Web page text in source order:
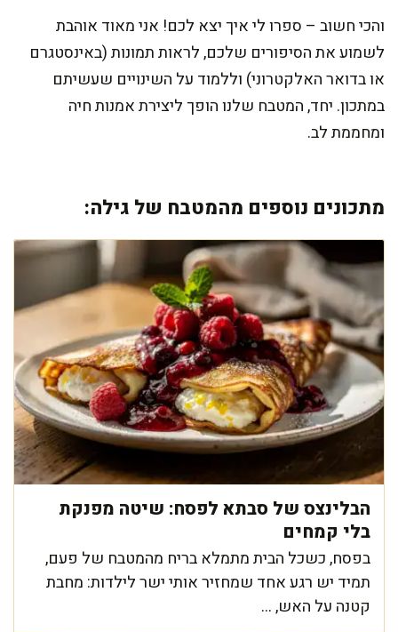
והכי חשוב – ספרו לי איך יצא לכם! אני מאוד אוהבת
לשמוע את הסיפורים שלכם, לראות תמונות (באינסטגרם
או בדואר האלקטרוני) וללמוד על השינויים שעשיתם
במתכון. יחד, המטבח שלנו הופך ליצירת אמנות חיה
ומחממת לב.
מתכונים נוספים מהמטבח של גילה:
הבלינצס של סבתא לפסח: שיטה מפנקת
בלי קמחים
בפסח, כשכל הבית מתמלא בריח מהמטבח של פעם,
תמיד יש רגע אחד שמחזיר אותי ישר לילדות: מחבת
קטנה על האש, ...